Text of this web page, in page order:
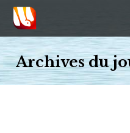
Archives du